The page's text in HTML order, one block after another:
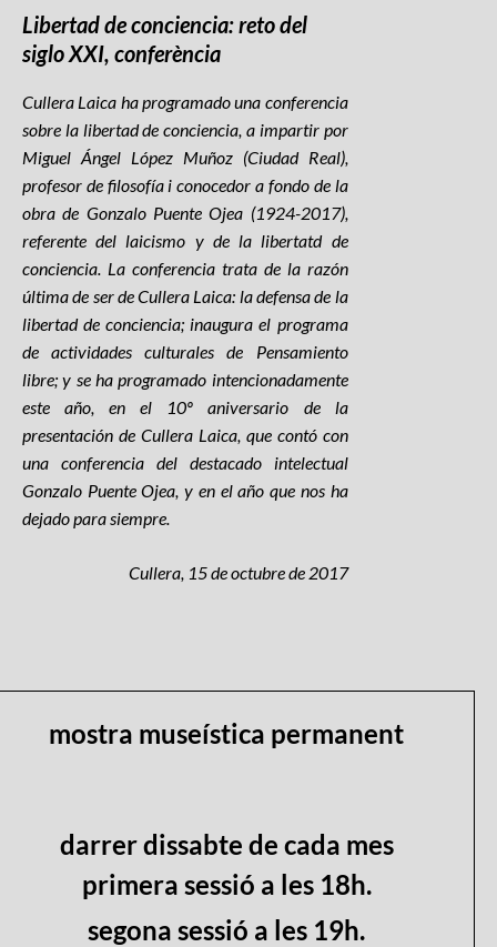
Libertad de conciencia: reto del
siglo XXI, conferència
Cullera Laica ha programado una conferencia
sobre la libertad de conciencia, a impartir por
Miguel Ángel López Muñoz (Ciudad Real),
profesor de filosofía i conocedor a fondo de la
obra de Gonzalo Puente Ojea (1924-2017),
referente del laicismo y de la libertatd de
conciencia. La conferencia trata de la razón
última de ser de Cullera Laica: la defensa de la
libertad de conciencia; inaugura el programa
de actividades culturales de Pensamiento
libre; y se ha programado intencionadamente
este año, en el 10º aniversario de la
presentación de Cullera Laica, que contó con
una conferencia del destacado intelectual
Gonzalo Puente Ojea, y en el año que nos ha
dejado para siempre.
Cullera, 15 de octubre de 2017
mostra museística permanent
darrer dissabte de cada mes
primera sessió a les 18h.
segona sessió a les 19h.